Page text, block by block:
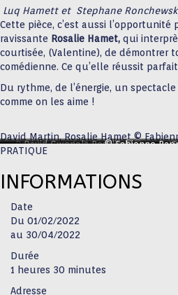
Luq Hamett et Stephane
Cette pièce, c’est aussi
ravissante Rosalie Hamet, qui
courtisée, (Valentine), de démontrer
comédienne. Ce qu’elle réussit
Du rythme, de l’énergie, un
comme on les aime !
David Martin, Rosalie Hamet ©
David Gwenola Rosalie Luq ©
Fabienne Rappeneau.jpg
David Gwenola Rosalie ©
Fabienne Rappeneau
© Fabienne
PRATIQUE
INFORMATIONS
Date
Du 01/02/2022
au 30/04/2022
Durée
1 heures 30 minutes
Adresse